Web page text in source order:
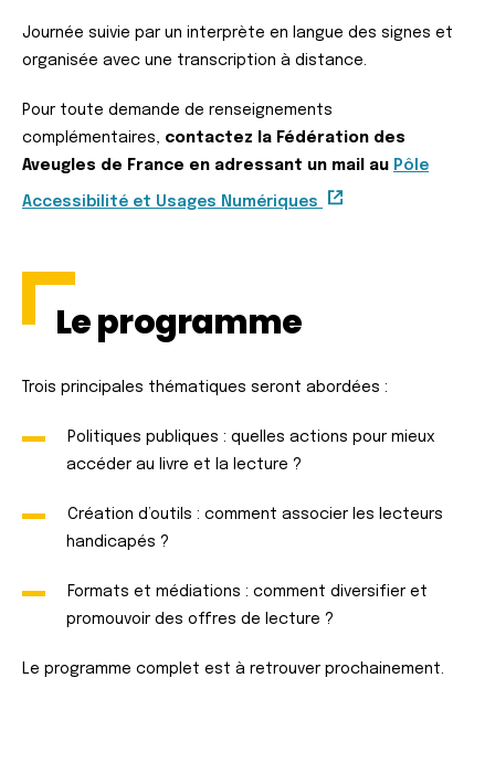
Journée suivie par un interprète en langue des signes et
organisée avec une transcription à distance.
Pour toute demande de renseignements
complémentaires, contactez la Fédération des
Aveugles de France en adressant un mail au Pôle
Accessibilité et Usages Numériques
Le programme
Trois principales thématiques seront abordées :
Politiques publiques : quelles actions pour mieux
accéder au livre et la lecture ?
Création d’outils : comment associer les lecteurs
handicapés ?
Formats et médiations : comment diversifier et
promouvoir des offres de lecture ?
Le programme complet est à retrouver prochainement.